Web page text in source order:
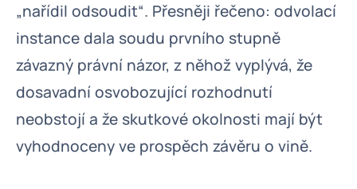
„nařídil odsoudit“. Přesněji řečeno: odvolací
instance dala soudu prvního stupně
závazný právní názor, z něhož vyplývá, že
dosavadní osvobozující rozhodnutí
neobstojí a že skutkové okolnosti mají být
vyhodnoceny ve prospěch závěru o vině.